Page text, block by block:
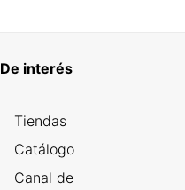
De interés
Tiendas
Catálogo
Canal de